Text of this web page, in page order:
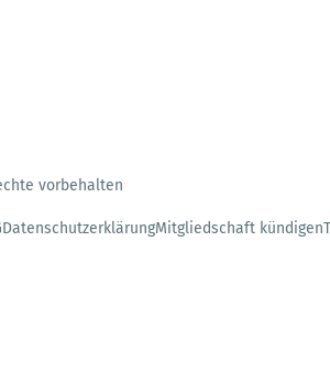
vorbehalten
DatenschutzerklärungMitgliedschaft kündigen